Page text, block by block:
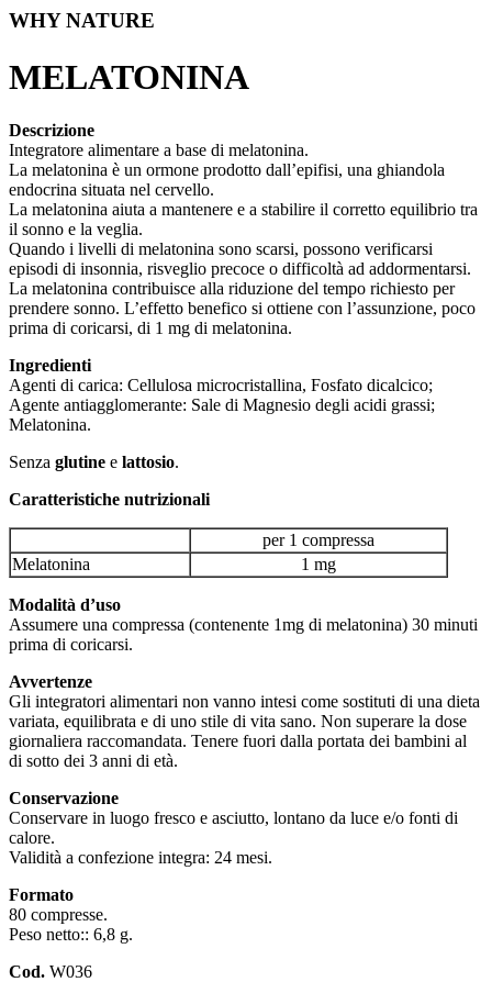
WHY NATURE
MELATONINA
Descrizione
Integratore alimentare a base di melatonina.
La melatonina è un ormone prodotto dall’epifisi, una ghiandola
endocrina situata nel cervello.
La melatonina aiuta a mantenere e a stabilire il corretto equilibrio tra
il sonno e la veglia.
Quando i livelli di melatonina sono scarsi, possono verificarsi
episodi di insonnia, risveglio precoce o difficoltà ad addormentarsi.
La melatonina contribuisce alla riduzione del tempo richiesto per
prendere sonno. L’effetto benefico si ottiene con l’assunzione, poco
prima di coricarsi, di 1 mg di melatonina.
Ingredienti
Agenti di carica: Cellulosa microcristallina, Fosfato dicalcico;
Agente antiagglomerante: Sale di Magnesio degli acidi grassi;
Melatonina.
Senza glutine e lattosio.
Caratteristiche nutrizionali
per 1 compressa
Melatonina
1 mg
Modalità d’uso
Assumere una compressa (contenente 1mg di melatonina) 30 minuti
prima di coricarsi.
Avvertenze
Gli integratori alimentari non vanno intesi come sostituti di una dieta
variata, equilibrata e di uno stile di vita sano. Non superare la dose
giornaliera raccomandata. Tenere fuori dalla portata dei bambini al
di sotto dei 3 anni di età.
Conservazione
Conservare in luogo fresco e asciutto, lontano da luce e/o fonti di
calore.
Validità a confezione integra: 24 mesi.
Formato
80 compresse.
Peso netto:: 6,8 g.
Cod. W036